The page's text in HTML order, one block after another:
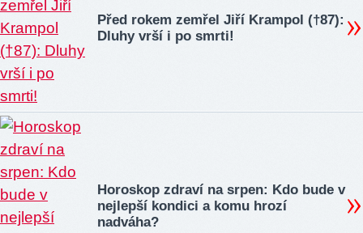
Před rokem zemřel Jiří Krampol (†87):
Dluhy vrší i po smrti!
Horoskop zdraví na srpen: Kdo bude v
nejlepší kondici a komu hrozí
nadváha?